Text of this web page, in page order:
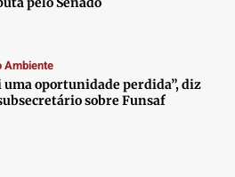
Ambiente
uma oportunidade perdida”, diz
sobre Funsaf